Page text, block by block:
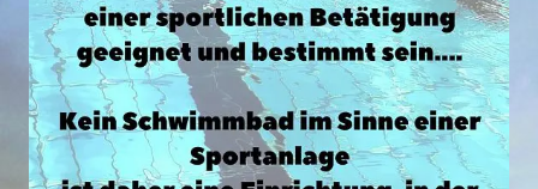
VIEL
WIE
WARM
DUSCHEN